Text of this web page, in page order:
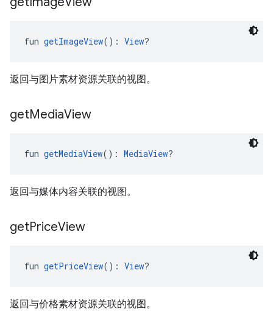
fun getImageView(): View?
返回与图片素材资源关联的视图。
getMediaView
fun getMediaView(): MediaView?
返回与媒体内容关联的视图。
getPriceView
fun getPriceView(): View?
返回与价格素材资源关联的视图。